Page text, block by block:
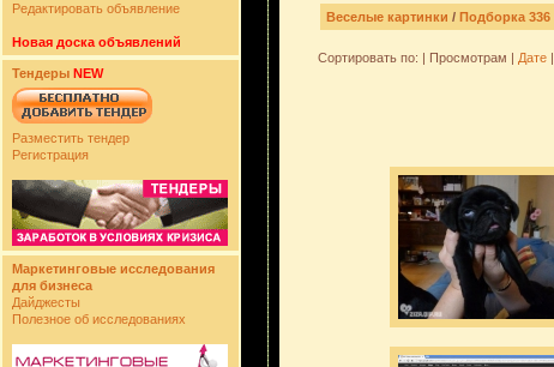
Редактировать объявление
Новая доска объявлений
Тендеры NEW
Разместить тендер
Регистрация
Маркетинговые исследования
для бизнеса
Дайджесты
Полезное об исследованиях
Веселые картинки / Подборка 336
Сортировать по: | Просмотрам | Дате |